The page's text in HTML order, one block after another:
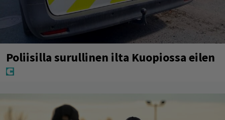
Poliisilla surullinen ilta Kuopiossa eilen